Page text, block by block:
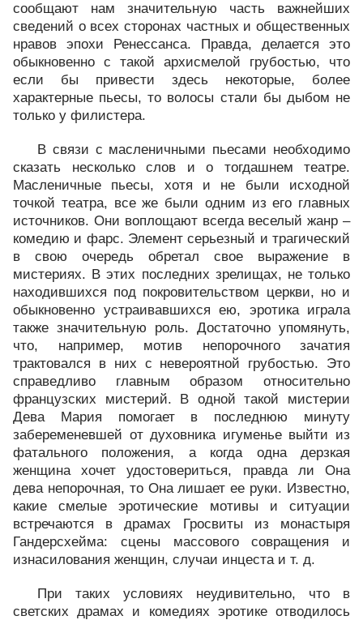
сообщают нам значительную часть важнейших
сведений о всех сторонах частных и общественных
нравов эпохи Ренессанса. Правда, делается это
обыкновенно с такой архисмелой грубостью, что
если бы привести здесь некоторые, более
характерные пьесы, то волосы стали бы дыбом не
только у филистера.
В связи с масленичными пьесами необходимо
сказать несколько слов и о тогдашнем театре.
Масленичные пьесы, хотя и не были исходной
точкой театра, все же были одним из его главных
источников. Они воплощают всегда веселый жанр –
комедию и фарс. Элемент серьезный и трагический
в свою очередь обретал свое выражение в
мистериях. В этих последних зрелищах, не только
находившихся под покровительством церкви, но и
обыкновенно устраивавшихся ею, эротика играла
также значительную роль. Достаточно упомянуть,
что, например, мотив непорочного зачатия
трактовался в них с невероятной грубостью. Это
справедливо главным образом относительно
французских мистерий. В одной такой мистерии
Дева Мария помогает в последнюю минуту
забеременевшей от духовника игуменье выйти из
фатального положения, а когда одна дерзкая
женщина хочет удостовериться, правда ли Она
дева непорочная, то Она лишает ее руки. Известно,
какие смелые эротические мотивы и ситуации
встречаются в драмах Гросвиты из монастыря
Гандерсхейма: сцены массового совращения и
изнасилования женщин, случаи инцеста и т. д.
При таких условиях неудивительно, что в
светских драмах и комедиях эротике отводилось